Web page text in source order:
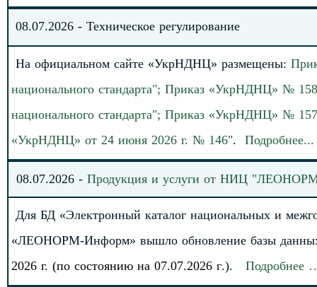
08.07.2026 - Техническое регулирование
На официальном сайте «УкрНДНЦ» размещены:
национального стандарта"; Приказ «УкрНДНЦ» №
национального стандарта"; Приказ «УкрНДНЦ» №
«УкрНДНЦ» от 24 июня 2026 г. № 146". Подробнее...
08.07.2026 - Продукция и услуги от НИЦ
Для БД «Электронный каталог национальных и
«ЛЕОНОРМ-Информ» вышло обновление базы
2026 г. (по состоянию на 07.07.2026 г.). Подробнее